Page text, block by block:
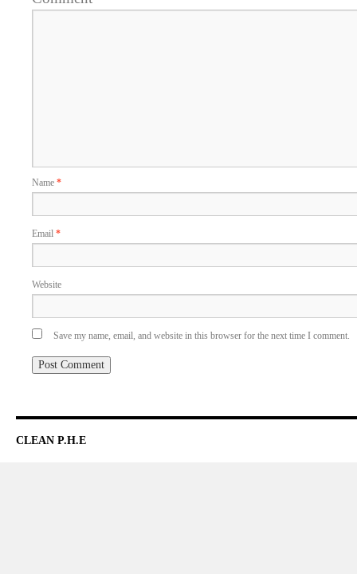
Name *
Email *
Website
Save my name, email, and website in this browser for the next time I comment.
CLEAN P.H.E